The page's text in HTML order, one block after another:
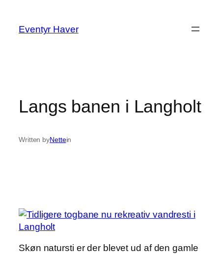
indhold
Eventyr Haver
Langs banen i Langholt
Written byNettein
Skøn natursti er der blevet ud af den gamle